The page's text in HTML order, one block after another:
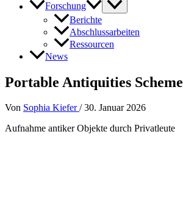
Forschung
Berichte
Abschlussarbeiten
Ressourcen
News
Portable Antiquities Scheme
Von Sophia Kiefer/30. Januar 2026
Aufnahme antiker Objekte durch Privatleute